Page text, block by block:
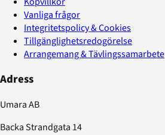
Vanliga frågor
Integritetspolicy & Cookies
Tillgänglighetsredogörelse
Arrangemang & Tävlingssamarbete
Adress
Umara AB
Backa Strandgata 14